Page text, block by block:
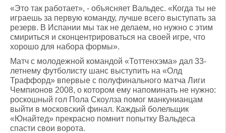
«Это так работает», - объясняет Вальдес. «Когда ты не
играешь за первую команду, лучше всего выступать за
резерв. В Испании мы так не делаем, но нужно с этим
смириться и сконцентрироваться на своей игре, что
хорошо для набора формы».
Матч с молодежной командой «Тоттенхэма» дал 33-
летнему футболисту шанс выступить на «Олд
Траффорд» впервые с полуфинального матча Лиги
Чемпионов 2008, о котором ему напоминать не нужно:
роскошный гол Пола Скоулза помог манкунианцам
выйти в московский финал. Каждый болельщик
«Юнайтед» прекрасно помнит попытку Вальдеса
спасти свои ворота.